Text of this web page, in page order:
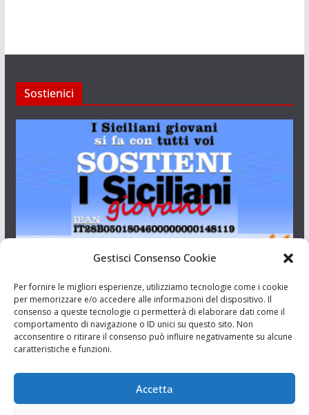
Gestisci Consenso Cookie
Per fornire le migliori esperienze, utilizziamo tecnologie come i cookie
per memorizzare e/o accedere alle informazioni del dispositivo. Il
consenso a queste tecnologie ci permetterà di elaborare dati come il
comportamento di navigazione o ID unici su questo sito. Non
acconsentire o ritirare il consenso può influire negativamente su alcune
caratteristiche e funzioni.
Accetta
Sostienici
Aut. del tribunale di Catania n.23/2011 del 20/09/2011 Dir.
Resp. Riccardo Orioles.
Associazione Culturale I Siciliani Giovani
via Randazzo 27 Catania